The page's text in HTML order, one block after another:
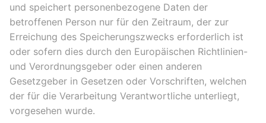
und speichert personenbezogene Daten der
betroffenen Person nur für den Zeitraum, der zur
Erreichung des Speicherungszwecks erforderlich ist
oder sofern dies durch den Europäischen Richtlinien-
und Verordnungsgeber oder einen anderen
Gesetzgeber in Gesetzen oder Vorschriften, welchen
der für die Verarbeitung Verantwortliche unterliegt,
vorgesehen wurde.